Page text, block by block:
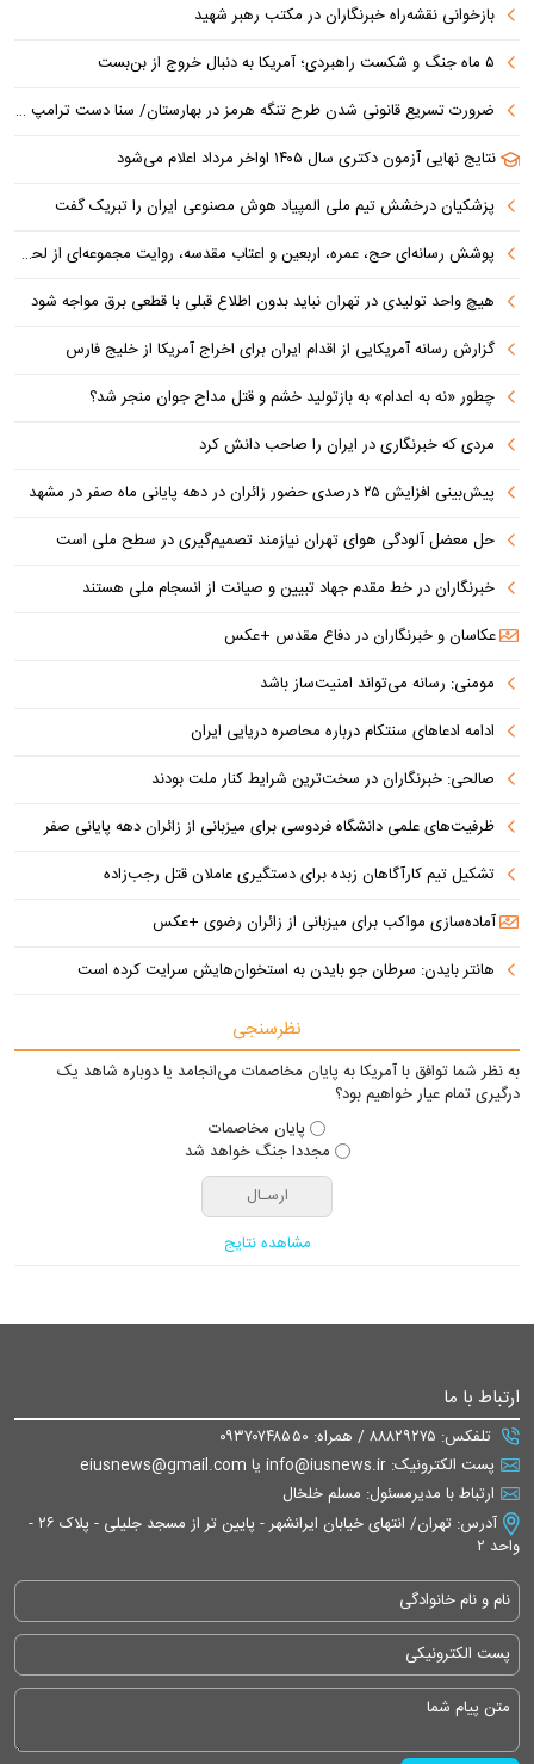
بازخوانی نقشه‌راه خبرنگاران در مکتب رهبر شهید
۵ ماه جنگ و شکست راهبردی؛ آمریکا به دنبال خروج از بن‌بست
ضرورت تسریع قانونی شدن طرح تنگه هرمز در بهارستان/ سنا دست ترامپ را برای اعمال فشار به ایران بازتر کرد
نتایج نهایی آزمون دکتری سال ۱۴۰۵ اواخر مرداد اعلام می‌شود
پزشکیان درخشش تیم ملی المپیاد هوش مصنوعی ایران را تبریک گفت
پوشش رسانه‌ای حج، عمره، اربعین و اعتاب مقدسه، روایت مجموعه‌ای از لحظه‌هاست
هیچ واحد تولیدی در تهران نباید بدون اطلاع قبلی با قطعی برق مواجه شود
گزارش رسانه آمریکایی از اقدام ایران برای اخراج آمریکا از خلیج فارس
چطور «نه به اعدام» به بازتولید خشم و قتل مداح جوان منجر شد؟
مردی که خبرنگاری در ایران را صاحب دانش کرد
پیش‌بینی افزایش ۲۵ درصدی حضور زائران در دهه پایانی ماه صفر در مشهد
حل معضل آلودگی هوای تهران نیازمند تصمیم‌گیری در سطح ملی است
خبرنگاران در خط مقدم جهاد تبیین و صیانت از انسجام ملی هستند
عکاسان و خبرنگاران در دفاع مقدس +عکس
مومنی: رسانه می‌تواند امنیت‌ساز باشد
ادامه ادعاهای سنتکام درباره محاصره دریایی ایران
صالحی: خبرنگاران در سخت‌ترین شرایط کنار ملت بودند
ظرفیت‌های علمی دانشگاه فردوسی برای میزبانی از زائران دهه پایانی صفر
تشکیل تیم کارآگاهان زبده برای دستگیری عاملان قتل رجب‌زاده
آماده‌سازی مواکب برای میزبانی از زائران رضوی +عکس
هانتر بایدن: سرطان جو بایدن به استخوان‌هایش سرایت کرده است
نظرسنجی
به نظر شما توافق با آمریکا به پایان مخاصمات می‌انجامد یا دوباره شاهد یک
درگیری تمام عیار خواهیم بود؟
پایان مخاصمات
مجددا جنگ خواهد شد
مشاهده نتایج
ارتباط با ما
تلفکس: ۸۸۸۲۹۲۷۵ / همراه: ۰۹۳۷۰۷۴۸۵۵۰
پست الکترونیک: info@iusnews.ir یا eiusnews@gmail.com
ارتباط با مدیرمسئول: مسلم خلخال
آدرس: تهران/ انتهای خیابان ایرانشهر - پایین تر از مسجد جلیلی - پلاک ۲۶ -
واحد ۲